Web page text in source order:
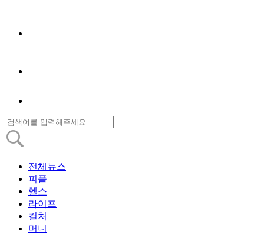
전체뉴스
피플
헬스
라이프
컬처
머니